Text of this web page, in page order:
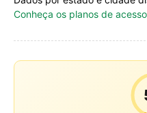
Conheça os planos de acesso